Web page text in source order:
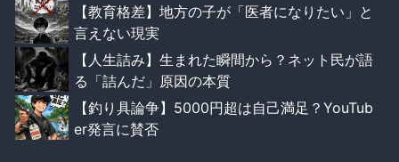
【教育格差】地方の子が「医者になりたい」と
言えない現実
【人生詰み】生まれた瞬間から？ネット民が語
る「詰んだ」原因の本質
【釣り具論争】5000円超は自己満足？YouTub
er発言に賛否